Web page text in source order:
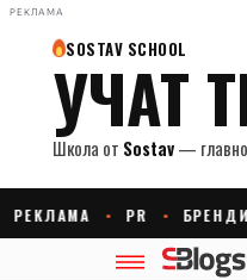
РЕКЛАМА